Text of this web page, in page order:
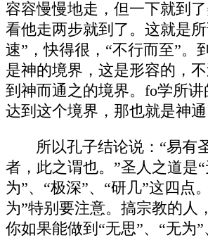
容容慢慢地走，但一下就到
看他走两步就到了。这就是
速”，快得很，“不行而至”。
是神的境界，这是形容的，
到神而通之的境界。fo学所讲
达到这个境界，那也就是神通
所以孔子结论说：“易有
者，此之谓也。”圣人之道是
为”、“极深”、“研几”这四点
为”特别要注意。搞宗教的人
你如果能做到“无思”、“无为